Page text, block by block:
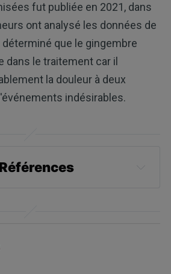
fut publiée en 2021, dans
ont analysé les données de
que le gingembre
dans le traitement car il
la douleur à deux
indésirables.